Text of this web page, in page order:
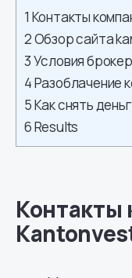
1 Контакты
2Обзор сайта
3Условия
4Разоблачение
5Как снять
6Results
Контакты